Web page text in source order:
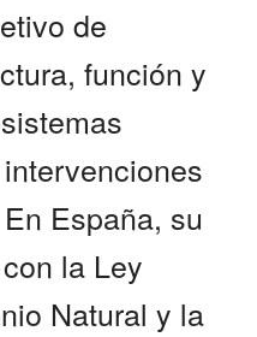
de
función y
España, su
la Ley
Natural y la